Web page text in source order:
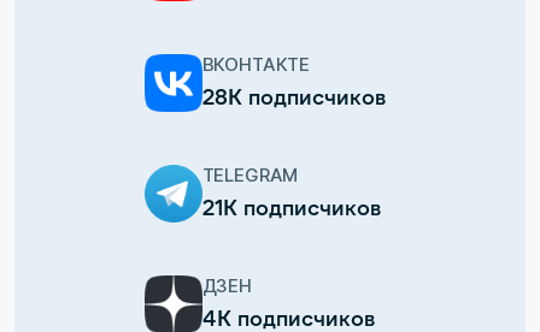
ВКОНТАКТЕ
28К подписчиков
TELEGRAM
21К подписчиков
ДЗЕН
4К подписчиков